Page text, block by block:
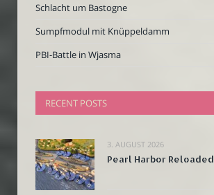
Schlacht um Bastogne
Sumpfmodul mit Knüppeldamm
PBI-Battle in Wjasma
RECENT POSTS
3. AUGUST 2026
Pearl Harbor Reloaded